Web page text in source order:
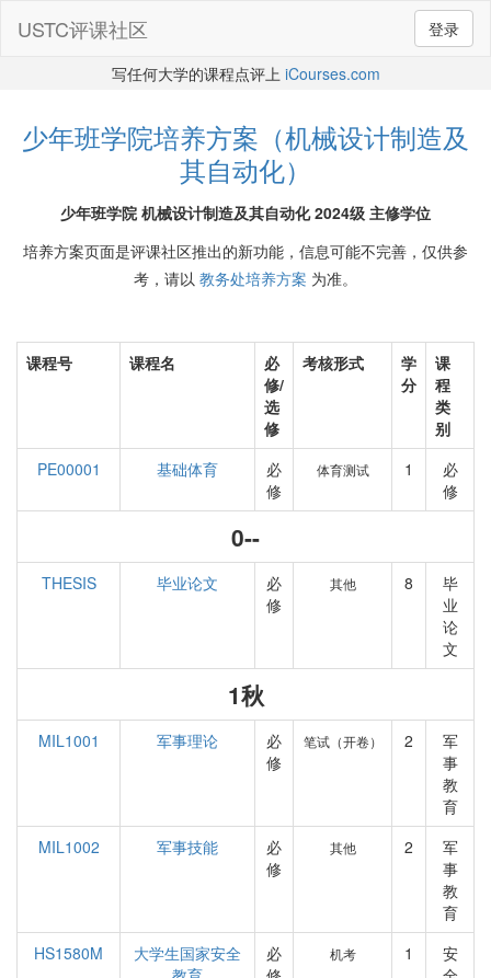
登录
USTC评课社区
写任何大学的课程点评上 iCourses.com
少年班学院培养方案（机械设计制造及
其自动化）
少年班学院 机械设计制造及其自动化 2024级 主修学位
培养方案页面是评课社区推出的新功能，信息可能不完善，仅供参
考，请以 教务处培养方案 为准。
课程号 课程名
必
修/
选
修
考核形式
学
分
课
程
类
别
PE00001
基础体育
必
修
体育测试 1
必
修
0--
THESIS 毕业论文
必
修
其他 8
毕
业
论
文
1秋
MIL1001 军事理论
必
修
笔试（开卷） 2
军
事
教
育
MIL1002
军事技能
必
修
其他 2
军
事
教
育
HS1580M
大学生国家安全
必
机考 1
安